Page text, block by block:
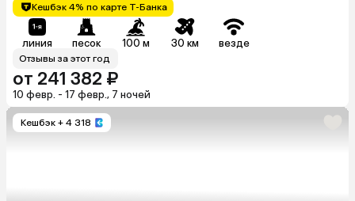
Кешбэк 4% по карте Т-Банка
линия песок 100 м 30 км везде
Отзывы за этот год
от 241 382 ₽
10 февр. - 17 февр., 7 ночей
Кешбэк + 4 318